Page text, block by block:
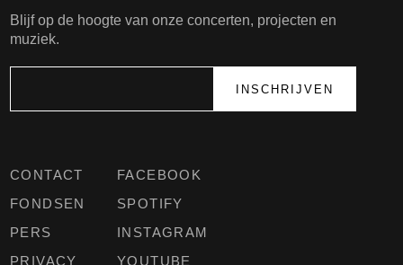
CONTACT
FONDSEN
PERS
PRIVACY
FACEBOOK
SPOTIFY
INSTAGRAM
YOUTUBE
Blijf op de hoogte van onze concerten, projecten en
muziek.